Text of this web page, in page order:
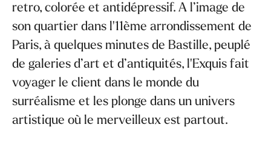
retro, colorée et antidépressif. A l’image de
son quartier dans l'11ème arrondissement de
Paris, à quelques minutes de Bastille, peuplé
de galeries d’art et d’antiquités, l'Exquis fait
voyager le client dans le monde du
surréalisme et les plonge dans un univers
artistique où le merveilleux est partout.